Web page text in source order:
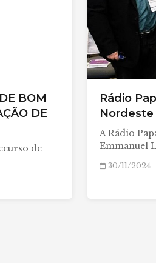
BOM
DE
de
Rádio
A Rádio
Emmanuel
30/11/2024